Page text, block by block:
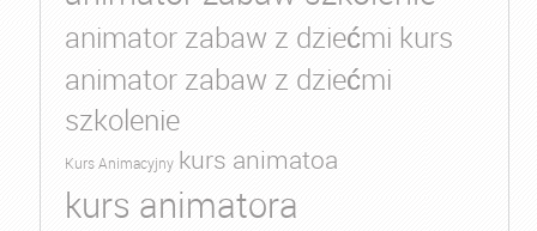
animator zabaw z dziećmi kurs
animator zabaw z dziećmi
szkolenie
Kurs Animacyjny kurs animatoa
kurs animatora